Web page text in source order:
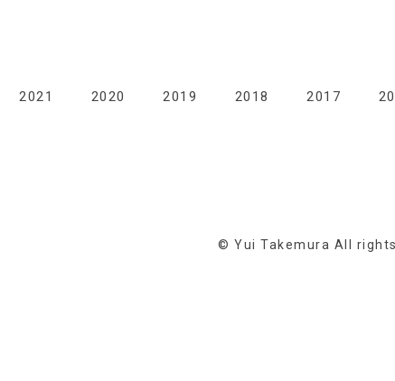
2021 2020 2019 2018 2017
© Yui Takemura All